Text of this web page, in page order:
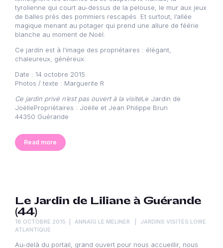
tyrolienne qui court au-dessus de la pelouse, le mur aux jeux
de balles près des pommiers rescapés. Et surtout, l’allée
magique menant au potager qui prend une allure de féérie
blanche au moment de Noël.
Ce jardin est à l’image des propriétaires : élégant,
chaleureux, généreux.
Date : 14 octobre 2015
Photos / texte : Marguerite R
Ce jardin privé n’est pas ouvert à la visiteLe Jardin de
JoëllePropriétaires : Joëlle et Jean Philippe Brun
44350 Guérande
Read more
Le Jardin de Liliane à Guérande
(44)
18 OCTOBRE 2015 ANNAÏG LE MELINER
JARDINS VISITÉS LOIRE
ATLANTIQUE
Au-delà du portail, grand ouvert pour nous accueillir, nous